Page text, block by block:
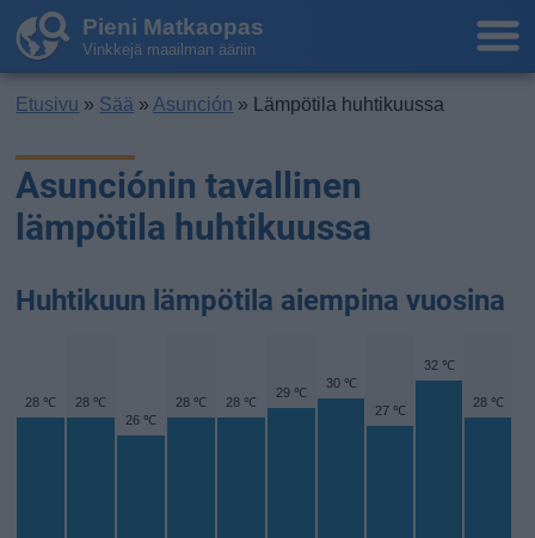
Pieni Matkaopas
Vinkkejä maailman ääriin
Etusivu » Sää » Asunción » Lämpötila huhtikuussa
Asunciónin tavallinen
lämpötila huhtikuussa
Huhtikuun lämpötila aiempina vuosina
28 ℃ 28 ℃
26 ℃
28 ℃ 28 ℃
29 ℃
30 ℃
27 ℃
32 ℃
28 ℃